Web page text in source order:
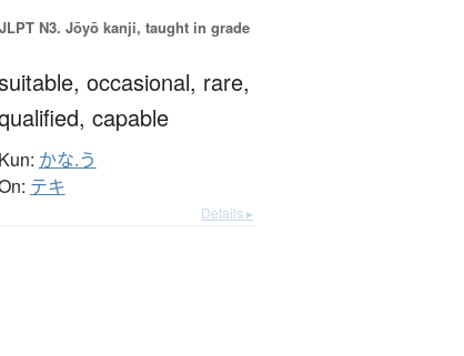
JLPT N3. Jōyō kanji, taught in grade
occasional, rare,
capable
Kun: かな.う
テキ
Details ▸